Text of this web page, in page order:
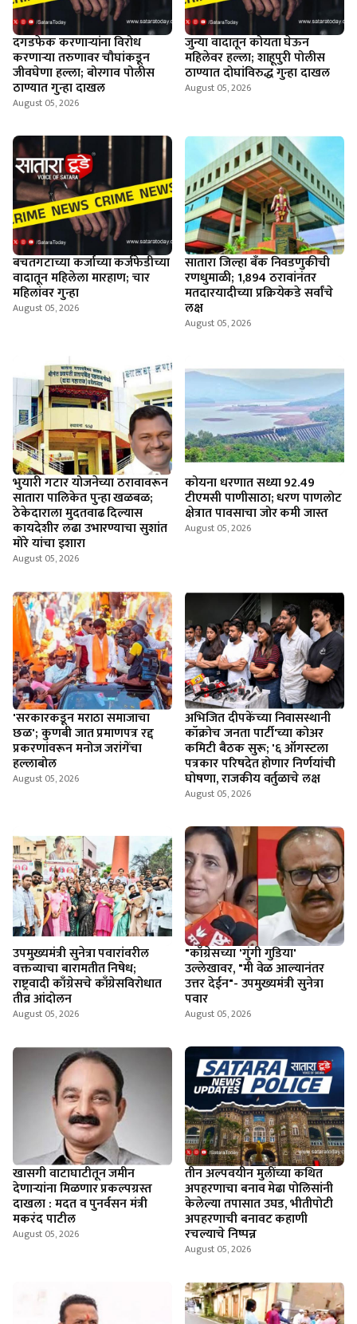
दगडफेक करणार्‍यांना विरोध
करणार्‍या तरुणावर चौघांकडून
जीवघेणा हल्ला; बोरगाव पोलीस
ठाण्यात गुन्हा दाखल
August 05, 2026
जुन्या वादातून कोयता घेऊन
महिलेवर हल्ला; शाहूपुरी पोलीस
ठाण्यात दोघांविरुद्ध गुन्हा दाखल
August 05, 2026
बचतगटाच्या कर्जाच्या कर्जफेडीच्या
वादातून महिलेला मारहाण; चार
महिलांवर गुन्हा
August 05, 2026
सातारा जिल्हा बँक निवडणुकीची
रणधुमाळी; 1,894 ठरावांनंतर
मतदारयादीच्या प्रक्रियेकडे सर्वांचे
लक्ष
August 05, 2026
भुयारी गटार योजनेच्या ठरावावरून
सातारा पालिकेत पुन्हा खळबळ;
ठेकेदाराला मुदतवाढ दिल्यास
कायदेशीर लढा उभारण्याचा सुशांत
मोरे यांचा इशारा
August 05, 2026
कोयना धरणात सध्या 92.49
टीएमसी पाणीसाठा; धरण पाणलोट
क्षेत्रात पावसाचा जोर कमी जास्त
August 05, 2026
'सरकारकडून मराठा समाजाचा
छळ'; कुणबी जात प्रमाणपत्र रद्द
प्रकरणांवरून मनोज जरांगेंचा
हल्लाबोल
August 05, 2026
अभिजित दीपकेंच्या निवासस्थानी
कॉक्रोच जनता पार्टी'च्या कोअर
कमिटी बैठक सुरू; '६ ऑगस्टला
पत्रकार परिषदेत होणार निर्णयांची
घोषणा, राजकीय वर्तुळाचे लक्ष
August 05, 2026
उपमुख्यमंत्री सुनेत्रा पवारांवरील
वक्तव्याचा बारामतीत निषेध;
राष्ट्रवादी काँग्रेसचे काँग्रेसविरोधात
तीव्र आंदोलन
August 05, 2026
"काँग्रेसच्या 'गुंगी गुडिया'
उल्लेखावर, "मी वेळ आल्यानंतर
उत्तर देईन"- उपमुख्यमंत्री सुनेत्रा
पवार
August 05, 2026
खासगी वाटाघाटीतून जमीन
देणाऱ्यांना मिळणार प्रकल्पग्रस्त
दाखला : मदत व पुनर्वसन मंत्री
मकरंद पाटील
August 05, 2026
तीन अल्पवयीन मुलींच्या कथित
अपहरणाचा बनाव मेढा पोलिसांनी
केलेल्या तपासात उघड, भीतीपोटी
अपहरणाची बनावट कहाणी
रचल्याचे निष्पन्न
August 05, 2026